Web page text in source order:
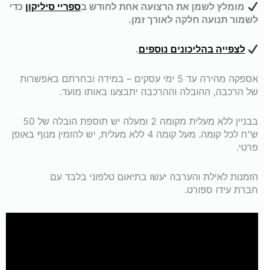
מומלץ לשמן את הרצועה אחת לחודש בספריי סיליקון כדי
לשמור תנועה חלקה לאורך זמן.
לצפייה בהליכונים נוספים.
אספקה מהירה עד 5 ימי עסקים – במידה ובחרתם באפשרות
של הרכבה, ההובלה וההרכבה יתבצעו באותו מועד.
בבניין ללא מעלית מקומה 2 ומעלה יש תוספת הובלה של 50
ש"ח לכל קומה. מעל קומה 4 ללא מעלית, יש להזמין מנוף באופן
פרטי.
הזמנות לאילת והערבה יעשו בתיאום טלפוני בלבד עם
חברת עידו ספורט.